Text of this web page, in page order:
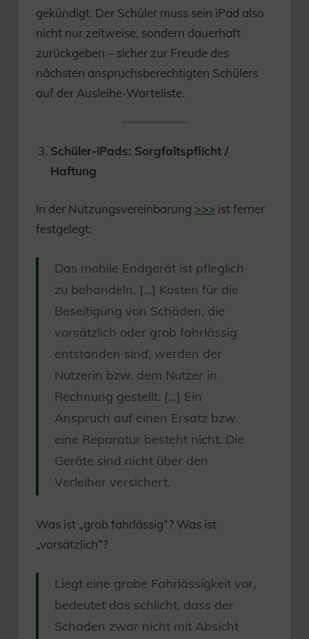
gekündigt. Der Schüler muss sein iPad also
nicht nur zeitweise, sondern dauerhaft
zurückgeben – sicher zur Freude des
nächsten anspruchsberechtigten Schülers
auf der Ausleihe-Warteliste.
Schüler-iPads: Sorgfaltspflicht /
Haftung
In der Nutzungsvereinbarung >>> ist ferner
festgelegt:
Das mobile Endgerät ist pfleglich
zu behandeln. […] Kosten für die
Beseitigung von Schäden, die
vorsätzlich oder grob fahrlässig
entstanden sind, werden der
Nutzerin bzw. dem Nutzer in
Rechnung gestellt. […] Ein
Anspruch auf einen Ersatz bzw.
eine Reparatur besteht nicht. Die
Geräte sind nicht über den
Verleiher versichert.
Was ist „grob fahrlässig“? Was ist
„vorsätzlich“?
Liegt eine grobe Fahrlässigkeit vor,
bedeutet das schlicht, dass der
Schaden zwar nicht mit Absicht